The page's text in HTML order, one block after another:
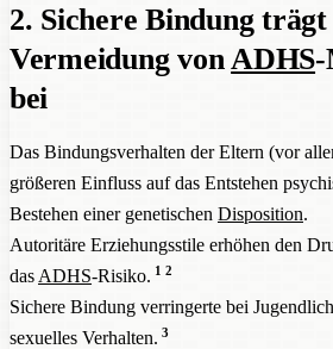
2. Sichere Bindung
Vermeidung vonADHS-
bei
Das Bindungsverhalten der Eltern (vor
größeren Einfluss auf das Entstehen
Bestehen einer genetischen Disposition.
Autoritäre Erziehungsstile erhöhen den
das ADHS-Risiko. 1 2
Sichere Bindung verringerte bei
sexuelles Verhalten. 3